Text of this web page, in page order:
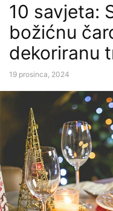
10 savjeta:
božićnu
dekoriranu
19 prosinca, 2024